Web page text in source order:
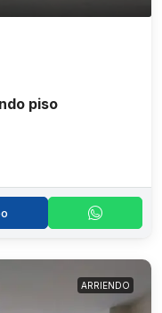
piso
ARRIENDO